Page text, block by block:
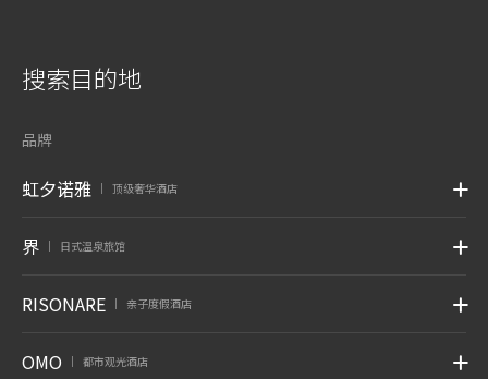
搜索目的地
品牌
虹夕诺雅 顶级奢华酒店
界 日式温泉旅馆
RISONARE 亲子度假酒店
OMO 都市观光酒店